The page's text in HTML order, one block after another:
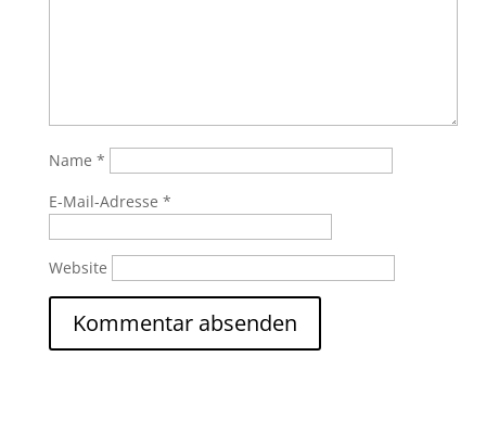
Name *
E-Mail-Adresse *
Website